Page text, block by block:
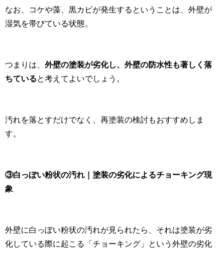
なお、コケや藻、黒カビが発生するということは、外壁が
湿気を帯びている状態。
つまりは、 外壁の塗装が劣化し、外壁の防水性も著しく落
ちていると考えてよいでしょう。
汚れを落とすだけでなく、再塗装の検討もおすすめしま
す。
③白っぽい粉状の汚れ｜塗装の劣化によるチョーキング現
象
外壁に白っぽい粉状の汚れが見られたら、それは塗装が劣
化している際に起こる「チョーキング」という外壁の劣化